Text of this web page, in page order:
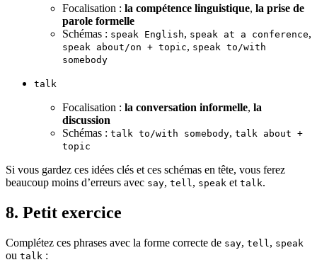
Focalisation : la compétence linguistique, la prise de
parole formelle
Schémas : speak English, speak at a conference,
speak about/on + topic, speak to/with
somebody
talk
Focalisation : la conversation informelle, la
discussion
Schémas : talk to/with somebody, talk about +
topic
Si vous gardez ces idées clés et ces schémas en tête, vous ferez
beaucoup moins d’erreurs avec say, tell , speak et talk.
8. Petit exercice
Complétez ces phrases avec la forme correcte de say, tell , speak
ou talk :